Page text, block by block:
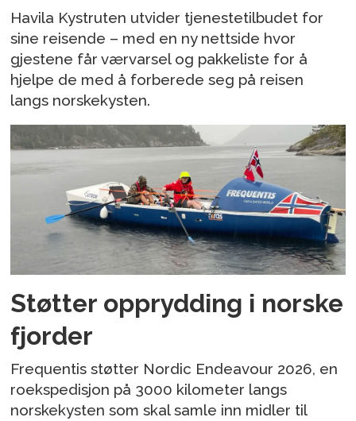
Havila Kystruten utvider tjenestetilbudet for
sine reisende – med en ny nettside hvor
gjestene får værvarsel og pakkeliste for å
hjelpe de med å forberede seg på reisen
langs norskekysten.
Støtter opprydding i norske
fjorder
Frequentis støtter Nordic Endeavour 2026, en
roekspedisjon på 3000 kilometer langs
norskekysten som skal samle inn midler til